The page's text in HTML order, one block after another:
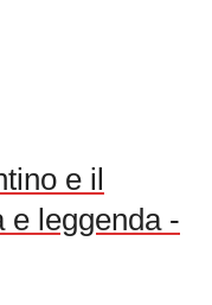
e il
e leggenda -